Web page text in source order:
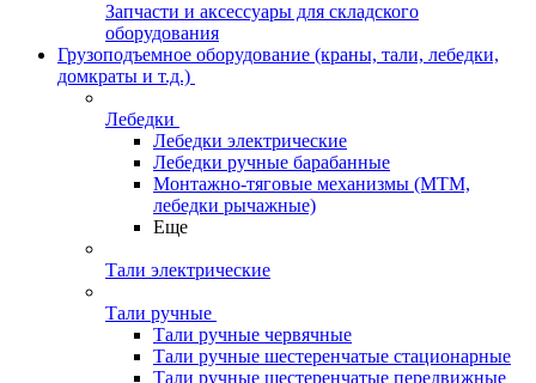
Запчасти и аксессуары для складского
оборудования
Грузоподъемное оборудование (краны, тали, лебедки,
домкраты и т.д.)
Лебедки
Лебедки электрические
Лебедки ручные барабанные
Монтажно-тяговые механизмы (МТМ,
лебедки рычажные)
Еще
Тали электрические
Тали ручные
Тали ручные червячные
Тали ручные шестеренчатые стационарные
Тали ручные шестеренчатые передвижные